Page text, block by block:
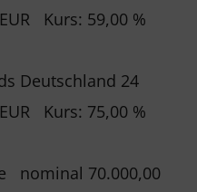
Kurs: 59,00 %
Deutschland 24
Kurs: 75,00 %
nominal 70.000,00